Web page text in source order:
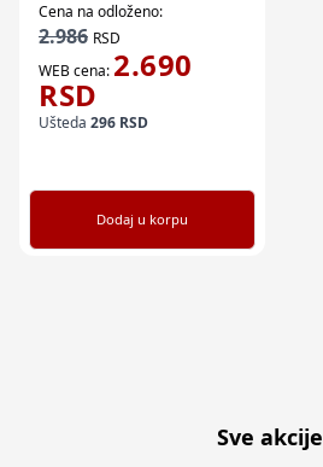
Cena na odloženo:
2.986 RSD
WEB cena: 2.690
RSD
Ušteda 296 RSD
Dodaj u korpu
Sve akcije